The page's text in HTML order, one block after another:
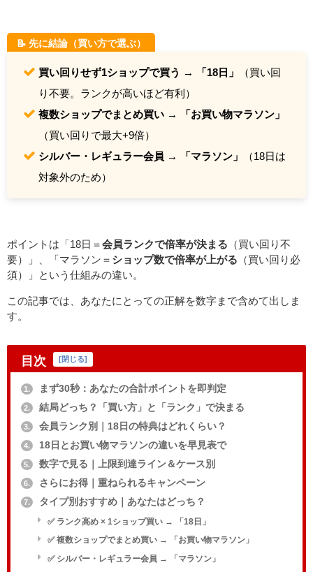
📝 先に結論（買い方で選ぶ）
買い回りせず1ショップで買う → 「18日」
（買い回
り不要。ランクが高いほど有利）
複数ショップでまとめ買い → 「お買い物マラソン」
（買い回りで最大+9倍）
シルバー・レギュラー会員 → 「マラソン」
（18日は
対象外のため）
ポイントは「18日＝ 会員ランクで倍率が決まる （買い回り不
要）」、「マラソン＝ ショップ数で倍率が上がる （買い回り必
須）」という仕組みの違い。
この記事では、あなたにとっての正解を数字まで含めて出しま
す。
目次 閉じる
1. まず30秒：あなたの合計ポイントを即判定
2. 結局どっち？「買い方」と「ランク」で決まる
3. 会員ランク別｜18日の特典はどれくらい？
4. 18日とお買い物マラソンの違いを早見表で
5. 数字で見る｜上限到達ライン＆ケース別
6. さらにお得｜重ねられるキャンペーン
7. タイプ別おすすめ｜あなたはどっち？
✅ ランク高め × 1ショップ買い → 「18日」
✅ 複数ショップでまとめ買い → 「お買い物マラソン」
✅ シルバー・レギュラー会員 → 「マラソン」